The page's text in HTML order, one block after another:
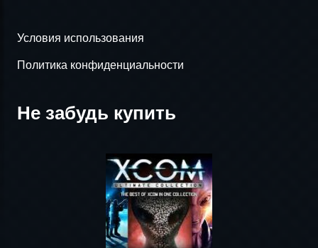
Условия использования
Политика конфиденциальности
Не забудь купить